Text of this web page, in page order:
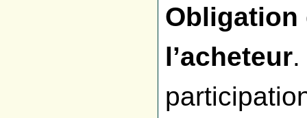
Obligation
l’acheteur